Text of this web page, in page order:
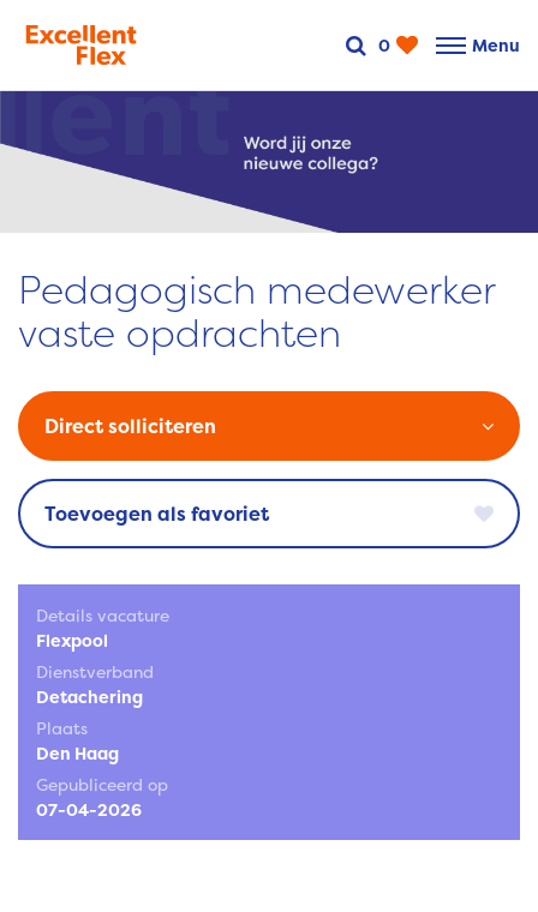
0 Menu
Pedagogisch medewerker
vaste opdrachten
Direct solliciteren
favoriet
Details vacature
Flexpool
Dienstverband
Detachering
Plaats
Den Haag
Gepubliceerd op
07-04-2026